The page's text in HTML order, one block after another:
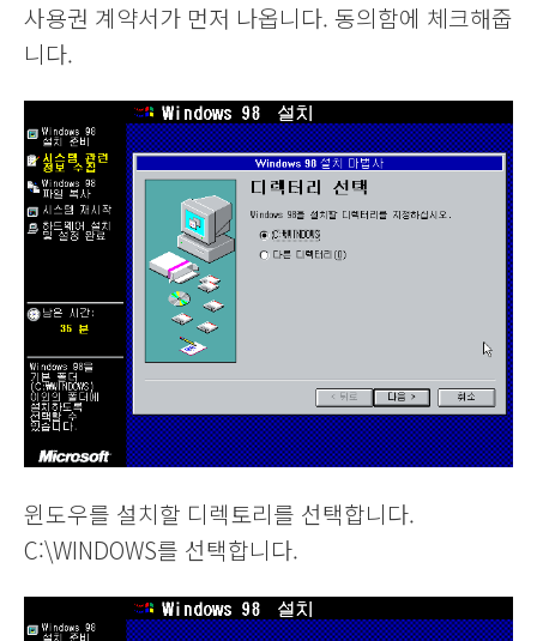
사용권 계약서가 먼저 나옵니다. 동의함에 체크해줍
니다.
윈도우를 설치할 디렉토리를 선택합니다.
C:\WINDOWS를 선택합니다.